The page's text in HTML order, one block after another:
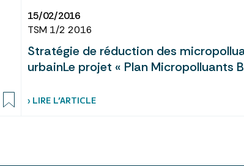
15/02/2016
TSM 1/2 2016
Stratégie de réduction des
urbainLe projet « Plan Micropolluants
› LIRE L’ARTICLE